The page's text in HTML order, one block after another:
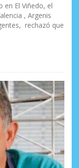
en El Viñedo, el
, Argenis
rechazó que